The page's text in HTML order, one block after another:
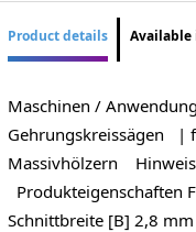
Product details Available
Maschinen /
Gehrungskreissägen |
Massivhölzern
Produkteigenschaften
Schnittbreite [B] 2,8